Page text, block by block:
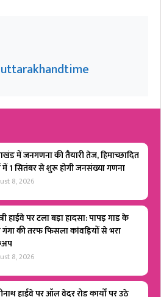
uttarakhandtime
में जनगणना की तैयारी तेज, हिमाच्छादित
में 1 सितंबर से शुरू होगी जनसंख्या गणना
8, 2026
हाईवे पर टला बड़ा हादसा: पापड़ गाड के
की तरफ फिसला कांवड़ियों से भरा
8, 2026
हाईवे पर ऑल वेदर रोड कार्यों पर उठे